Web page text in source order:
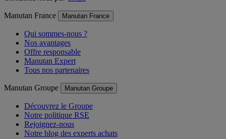
Manutan France Manutan France
Qui sommes-nous ?
Nos avantages
Offre responsable
Manutan Expert
Tous nos partenaires
Manutan Groupe Manutan Groupe
Découvrez le Groupe
Notre politique RSE
Rejoignez-nous
Notre blog des experts achats